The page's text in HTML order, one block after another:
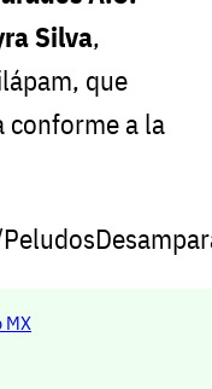
Silva,
que
conforme a la
MX